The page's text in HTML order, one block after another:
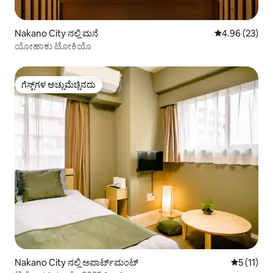
Nakano City ನಲ್ಲಿ ಮನೆ 5 ರಲ್ಲಿ 4.96
4.96 (23)
ಯೋಹಾಕು ಟೋಕಿಯೊ
ಗೆಸ್ಟ್‌ಗಳ ಅಚ್ಚುಮೆಚ್ಚಿನದು
ಗೆಸ್ಟ್‌ಗಳ ಅಚ್ಚುಮೆಚ್ಚಿನದು
Nakano City ನಲ್ಲಿ ಅಪಾರ್ಟ್‌ಮಂಟ್ 5 ರಲ್ಲಿ 5
5 (11)